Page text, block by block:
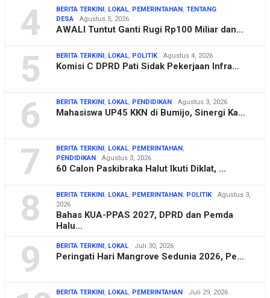
4 BERITA TERKINI, LOKAL, PEMERINTAHAN, TENTANG
DESA
Agustus 5, 2026
AWALI Tuntut Ganti Rugi Rp100 Miliar dan…
5 BERITA TERKINI, LOKAL, POLITIK Agustus 4, 2026
Komisi C DPRD Pati Sidak Pekerjaan Infra…
6 BERITA TERKINI, LOKAL, PENDIDIKAN Agustus 3, 2026
Mahasiswa UP45 KKN di Bumijo, Sinergi Ka…
7 BERITA TERKINI, LOKAL, PEMERINTAHAN,
PENDIDIKAN
Agustus 3, 2026
60 Calon Paskibraka Halut Ikuti Diklat, …
8 BERITA TERKINI, LOKAL, PEMERINTAHAN, POLITIK
Agustus 3,
2026
Bahas KUA-PPAS 2027, DPRD dan Pemda
Halu…
9 BERITA TERKINI, LOKAL Juli 30, 2026
Peringati Hari Mangrove Sedunia 2026, Pe…
BERITA TERKINI, LOKAL, PEMERINTAHAN Juli 29, 2026